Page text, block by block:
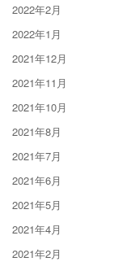
2022年2月
2022年1月
2021年12月
2021年11月
2021年10月
2021年8月
2021年7月
2021年6月
2021年5月
2021年4月
2021年2月